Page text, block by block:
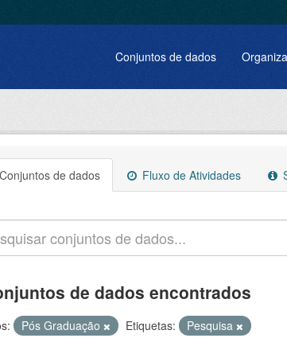
Conjuntos de dados
Conjuntos de dados Fluxo de Atividades
de dados encontrados
Pós Graduação Etiquetas:
Pesquisa